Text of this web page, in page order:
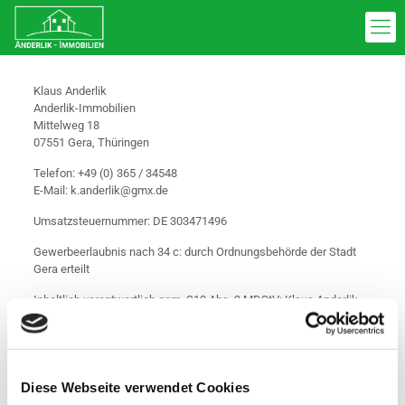
Diese Webseite verwendet Cookies
Klaus Anderlik
Anderlik-Immobilien
Mittelweg 18
07551 Gera, Thüringen
Telefon: +49 (0) 365 / 34548
E-Mail: k.anderlik@gmx.de
Umsatzsteuernummer: DE 303471496
Gewerbeerlaubnis nach 34 c: durch Ordnungsbehörde der Stadt
Gera erteilt
Inhaltlich verantwortlich gem. §10 Abs. 3 MDStV: Klaus Anderlik
Quelle: http://www.e-recht24.de
Haftung für Inhalte